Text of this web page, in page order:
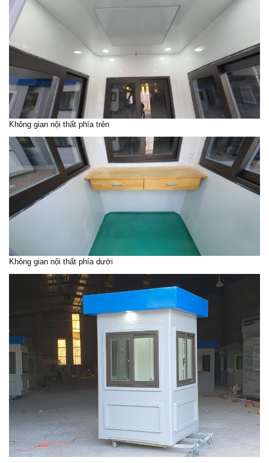
Không gian nội thất phía trên
Không gian nội thất phía dưới